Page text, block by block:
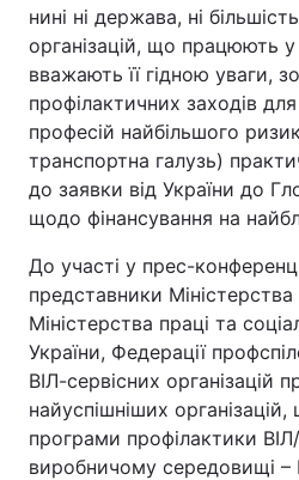
нині ні держава, ні
організацій, що працюють у
вважають її гідною уваги,
профілактичних заходів
професій найбільшого
транспортна галузь)
до заявки від України до
щодо фінансування на
До участі у прес-
представники
Міністерства праці та
України, Федерації
ВІЛ-сервісних організацій
найуспішніших
програми профілактики
виробничому середовищі –